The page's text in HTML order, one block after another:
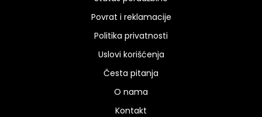
Povrat i reklamacije
Politika privatnosti
Uslovi korišćenja
Česta pitanja
O nama
Kontakt